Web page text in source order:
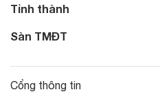
Tỉnh thành
Sàn TMĐT
Cổng thông tin